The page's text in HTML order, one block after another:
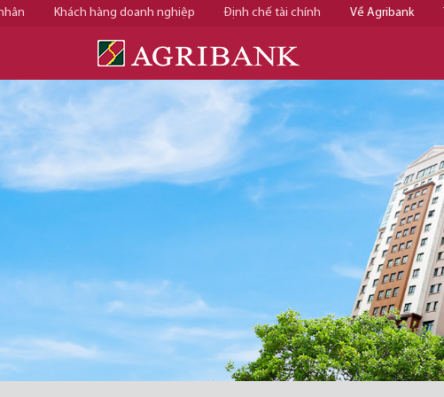
Khách hàng doanh nghiệp Định chế tài chính Về Agribank